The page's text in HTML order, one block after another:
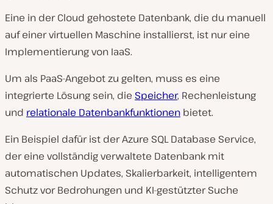
Eine in der Cloud gehostete Datenbank, die du manuell
auf einer virtuellen Maschine installierst, ist nur eine
Implementierung von IaaS.
Um als PaaS-Angebot zu gelten, muss es eine
integrierte Lösung sein, die Speicher, Rechenleistung
und relationale Datenbankfunktionen bietet.
Ein Beispiel dafür ist der Azure SQL Database Service,
der eine vollständig verwaltete Datenbank mit
automatischen Updates, Skalierbarkeit, intelligentem
Schutz vor Bedrohungen und KI-gestützter Suche